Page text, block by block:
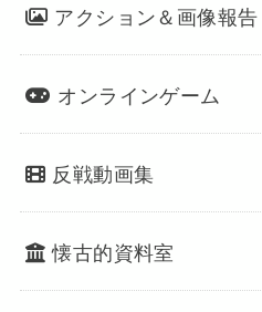
アクション＆画像報告
オンラインゲーム
反戦動画集
懐古的資料室